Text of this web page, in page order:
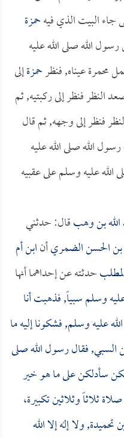
جاء البيت الذي فيهحمزة
الله صلى الله عليه
محمرة عيناه, فنظرحمزةإلى
النظر فنظر إلى ركبتيه, ثم
فنظر إلى وجهه, ثم قال
الله صلى الله عليه
عليه وسلم على عقبيه
بن وهبقال: حدثني
الحسن الضمريأنابن أم
حدثته عن إحداهما أنها
وسلم سبياً, فذهبت أنا
عليه وسلم, فشكونا إليه ما
السبي, فقال رسول الله صلى
سأدلكن على ما هو خير
ثلاثاً وثلاثين تكبيرة،
ولا إله إلا الله